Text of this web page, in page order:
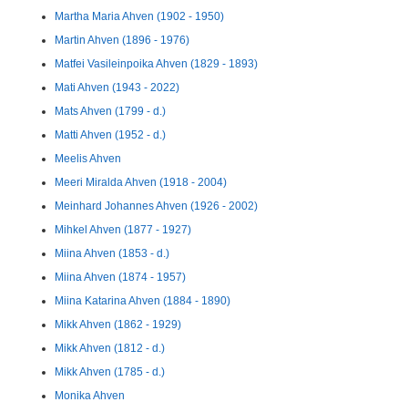
Martha Maria Ahven (1902 - 1950)
Martin Ahven (1896 - 1976)
Matfei Vasileinpoika Ahven (1829 - 1893)
Mati Ahven (1943 - 2022)
Mats Ahven (1799 - d.)
Matti Ahven (1952 - d.)
Meelis Ahven
Meeri Miralda Ahven (1918 - 2004)
Meinhard Johannes Ahven (1926 - 2002)
Mihkel Ahven (1877 - 1927)
Miina Ahven (1853 - d.)
Miina Ahven (1874 - 1957)
Miina Katarina Ahven (1884 - 1890)
Mikk Ahven (1862 - 1929)
Mikk Ahven (1812 - d.)
Mikk Ahven (1785 - d.)
Monika Ahven